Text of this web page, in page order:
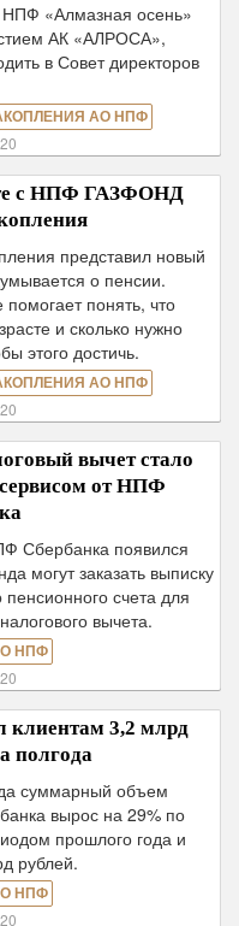
НПФ «Алмазная осень»
АК «АЛРОСА»,
в Совет директоров
АО НПФ
с НПФ ГАЗФОНД
представил новый
о пенсии.
понять, что
и сколько нужно
этого достичь.
АО НПФ
вычет стало
от НПФ
Сбербанка появился
могут заказать выписку
счета для
вычета.
НПФ
3,2 млрд
полгода
суммарный объем
вырос на 29% по
прошлого года и
рублей.
НПФ